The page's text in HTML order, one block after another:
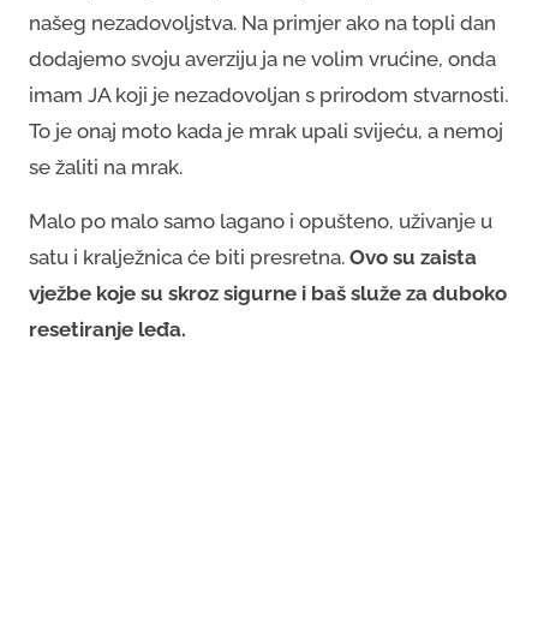
našeg nezadovoljstva. Na primjer ako na topli dan
dodajemo svoju averziju ja ne volim vrućine, onda
imam JA koji je nezadovoljan s prirodom stvarnosti.
To je onaj moto kada je mrak upali svijeću, a nemoj
se žaliti na mrak.
Malo po malo samo lagano i opušteno, uživanje u
satu i kralježnica će biti presretna. Ovo su zaista
vježbe koje su skroz sigurne i baš služe za duboko
resetiranje leđa.